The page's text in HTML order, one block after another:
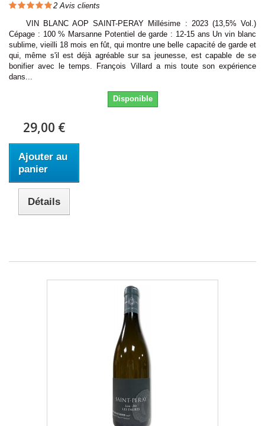
2 Avis clients
VIN BLANC AOP SAINT-PERAY Millésime : 2023 (13,5% Vol.)
Cépage : 100 % Marsanne Potentiel de garde : 12-15 ans Un vin blanc
sublime, vieilli 18 mois en fût, qui montre une belle capacité de garde et
qui, même s'il est déjà agréable sur sa jeunesse, est capable de se
bonifier avec le temps. François Villard a mis toute son expérience
dans...
Disponible
29,00 €
Ajouter au
panier
Détails